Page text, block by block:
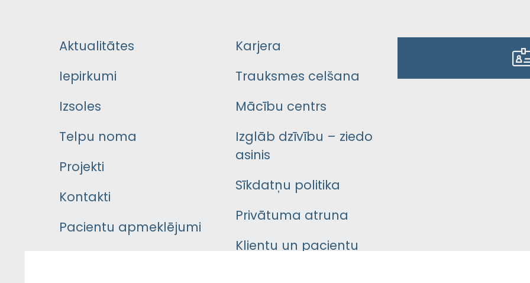
Aktualitātes
Iepirkumi
Izsoles
Telpu noma
Projekti
Kontakti
Pacientu apmeklējumi
Karjera
Trauksmes celšana
Mācību centrs
Izglāb dzīvību – ziedo
asinis
Sīkdatņu politika
Privātuma atruna
Klientu un pacientu